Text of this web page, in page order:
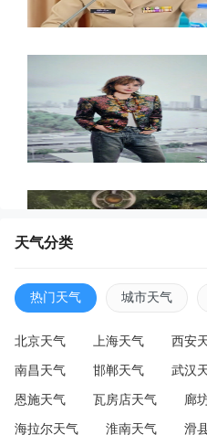
天气分类
热门天气 城市天气
北京天气 上海天气 西安
南昌天气 邯郸天气 武汉
恩施天气 瓦房店天气 廊
海拉尔天气 淮南天气 滑